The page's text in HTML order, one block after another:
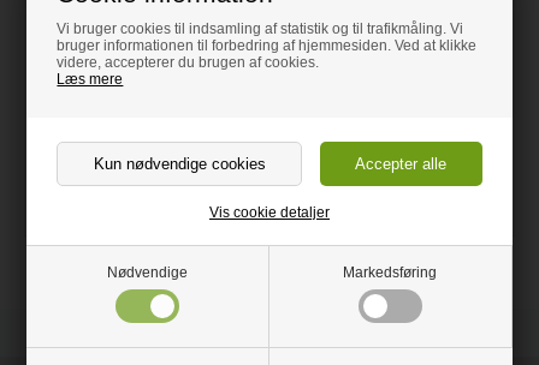
Vi bruger cookies til indsamling af statistik og til trafikmåling. Vi
bruger informationen til forbedring af hjemmesiden. Ved at klikke
videre, accepterer du brugen af cookies.
Læs mere
Nødvendige Markedsføring
Vis cookie detaljer
Produktet er produceret af den danske virksomhed Horn, som
benytter resttræ fra andre virksomheder til at producere sine
produkter. Herved er Horn med til at minimere ressourcespild,
Mål : 523x472x40mm
Behandling: Naturolieret